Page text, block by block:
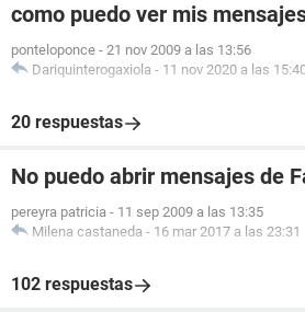
como puedo ver mis
ponteloponce - 21 nov 2009 a las 13:56
Dariquinterogaxiola - 11 nov 2020 a las
20 respuestas
No puedo abrir mensajes de
pereyra patricia - 11 sep 2009 a las 13:35
Milena castaneda - 16 mar 2017 a las 23:31
102 respuestas